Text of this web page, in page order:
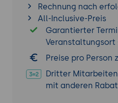
Aufbau einer SPA
Die Anwendung
Das SPA Haupt-
Eine SPA im
Einen Router zur
Zuständen
Die SPA gestalten
Rechnung nach
All-Inclusive-Preis
Garantierter
Veranstaltungsort
Preise pro Person
Dritter
mit anderen